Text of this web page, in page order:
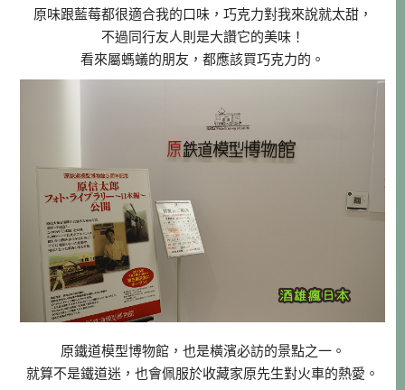
原味跟藍莓都很適合我的口味，巧克力對我來說就太甜，
不過同行友人則是大讚它的美味！
看來屬螞蟻的朋友，都應該買巧克力的。
原鐵道模型博物館，也是橫濱必訪的景點之一。
就算不是鐵道迷，也會佩服於收藏家原先生對火車的熱愛。